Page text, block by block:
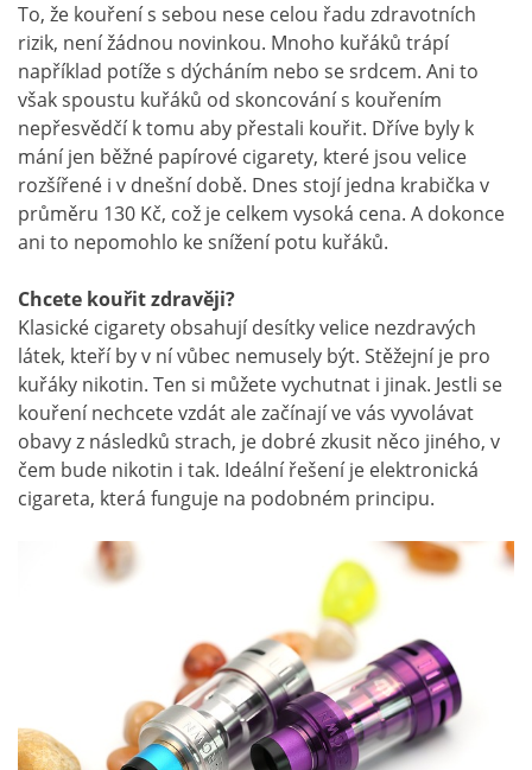
To, že kouření s sebou nese celou řadu zdravotních
rizik, není žádnou novinkou. Mnoho kuřáků trápí
například potíže s dýcháním nebo se srdcem. Ani to
však spoustu kuřáků od skoncování s kouřením
nepřesvědčí k tomu aby přestali kouřit. Dříve byly k
mání jen běžné papírové cigarety, které jsou velice
rozšířené i v dnešní době. Dnes stojí jedna krabička v
průměru 130 Kč, což je celkem vysoká cena. A dokonce
ani to nepomohlo ke snížení potu kuřáků.
Chcete kouřit zdravěji?
Klasické cigarety obsahují desítky velice nezdravých
látek, kteří by v ní vůbec nemusely být. Stěžejní je pro
kuřáky nikotin. Ten si můžete vychutnat i jinak. Jestli se
kouření nechcete vzdát ale začínají ve vás vyvolávat
obavy z následků strach, je dobré zkusit něco jiného, v
čem bude nikotin i tak. Ideální řešení je elektronická
cigareta, která funguje na podobném principu.